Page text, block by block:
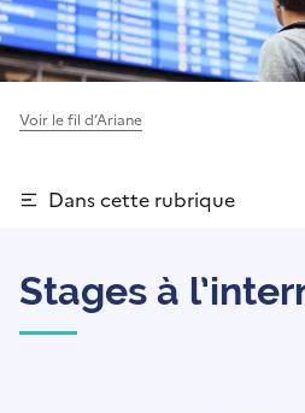
Voir le fil d’Ariane
Dans cette rubrique
Stages à